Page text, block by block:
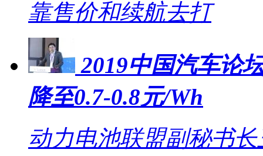
靠售价和续航去打
2019中国汽车论
降至0.7-0.8元/Wh
动力电池联盟副秘书